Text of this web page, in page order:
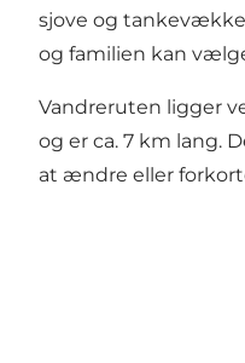
sjove og
og familien kan
Vandreruten ligger
og er ca. 7 km lang.
at ændre eller